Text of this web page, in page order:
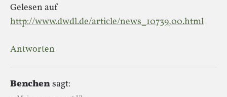
Gelesen auf
http://www.dwdl.de/article/news_10739,00.html
Antworten
Benchensagt: